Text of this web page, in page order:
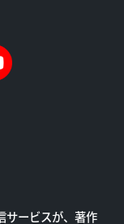
サービスが、著作